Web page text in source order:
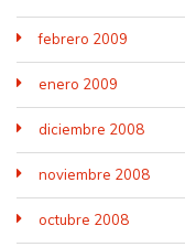
febrero 2009
enero 2009
diciembre 2008
noviembre 2008
octubre 2008